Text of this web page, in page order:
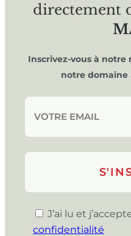
directement
Inscrivez-vous à
notre domaine
J’ai lu et
confidentialité